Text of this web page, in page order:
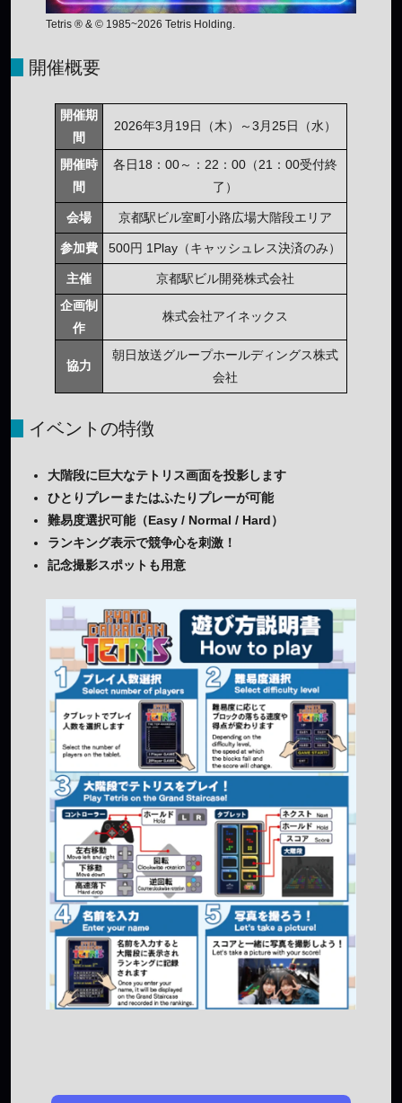
Tetris ® & © 1985~2026 Tetris Holding.
開催概要
開催期
間
2026年3月19日（木）～3月25日（水）
開催時
間
各日18：00～：22：00（21：00受付終
了）
会場 京都駅ビル室町小路広場大階段エリア
参加費 500円 1Play（キャッシュレス決済のみ）
主催
京都駅ビル開発株式会社
企画制
作
株式会社アイネックス
協力
朝日放送グループホールディングス株式
会社
イベントの特徴
大階段に巨大なテトリス画面を投影します
ひとりプレーまたはふたりプレーが可能
難易度選択可能（Easy / Normal / Hard）
ランキング表示で競争心を刺激！
記念撮影スポットも用意